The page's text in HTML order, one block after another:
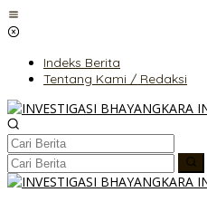
Lewati
ke
Indeks Berita
Tentang Kami / Redaksi